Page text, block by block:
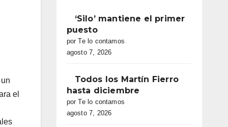
el
‘Silo’ mantiene el primer
puesto
por Te lo contamos
agosto 7, 2026
Todos los Martín Fierro
hasta diciembre
por Te lo contamos
agosto 7, 2026